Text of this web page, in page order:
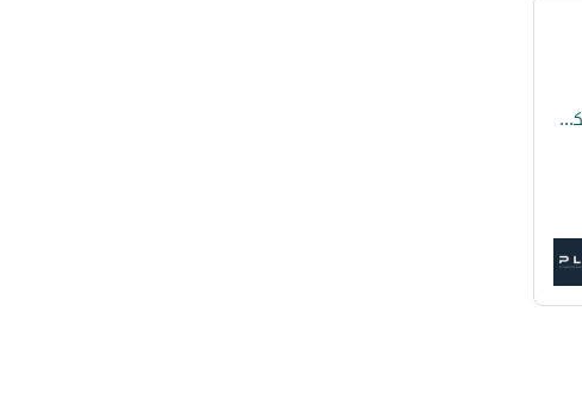
اقل سعر فيلا مستقله متشطبه الترا سوبر لوكس جاهزه للسكن فورا اوين فيو للبيع في كمبوند ستون بارك